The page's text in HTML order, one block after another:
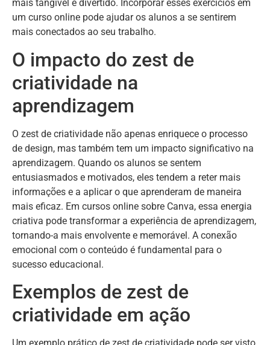
mais tangível e divertido. Incorporar esses exercícios em
um curso online pode ajudar os alunos a se sentirem
mais conectados ao seu trabalho.
O impacto do zest de
criatividade na
aprendizagem
O zest de criatividade não apenas enriquece o processo
de design, mas também tem um impacto significativo na
aprendizagem. Quando os alunos se sentem
entusiasmados e motivados, eles tendem a reter mais
informações e a aplicar o que aprenderam de maneira
mais eficaz. Em cursos online sobre Canva, essa energia
criativa pode transformar a experiência de aprendizagem,
tornando-a mais envolvente e memorável. A conexão
emocional com o conteúdo é fundamental para o
sucesso educacional.
Exemplos de zest de
criatividade em ação